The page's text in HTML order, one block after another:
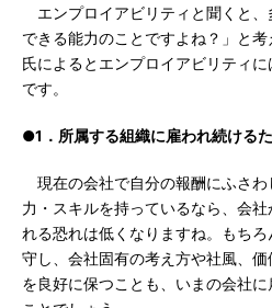
エンプロイアビリティと聞くと
できる能力のことですよね？」と
氏によるとエンプロイアビリティ
です。
●1．所属する組織に雇われ続ける
現在の会社で自分の報酬にふさわ
力・スキルを持っているなら、会
れる恐れは低くなりますね。もち
守し、会社固有の考え方や社風、
を良好に保つことも、いまの会社